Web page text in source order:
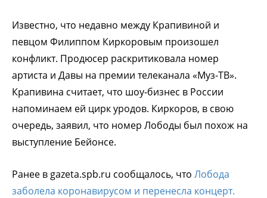
Известно, что недавно между Крапивиной и
певцом Филиппом Киркоровым произошел
конфликт. Продюсер раскритиковала номер
артиста и Давы на премии телеканала «Муз-ТВ».
Крапивина считает, что шоу-бизнес в России
напоминаем ей цирк уродов. Киркоров, в свою
очередь, заявил, что номер Лободы был похож на
выступление Бейонсе.
Ранее в gazeta.spb.ru сообщалось, что Лобода
заболела коронавирусом и перенесла концерт.